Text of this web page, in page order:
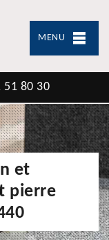
MENU
51 80 30
et
pierre